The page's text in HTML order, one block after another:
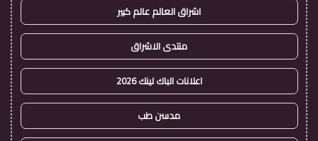
اشراق العالم عالم كبير
منتدى الاشراق
اعلانات الباك لينك 2026
مدسن طب